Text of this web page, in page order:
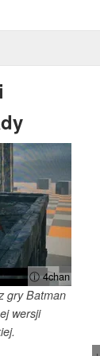
ⓘ 4chan
gry Batman
wersji